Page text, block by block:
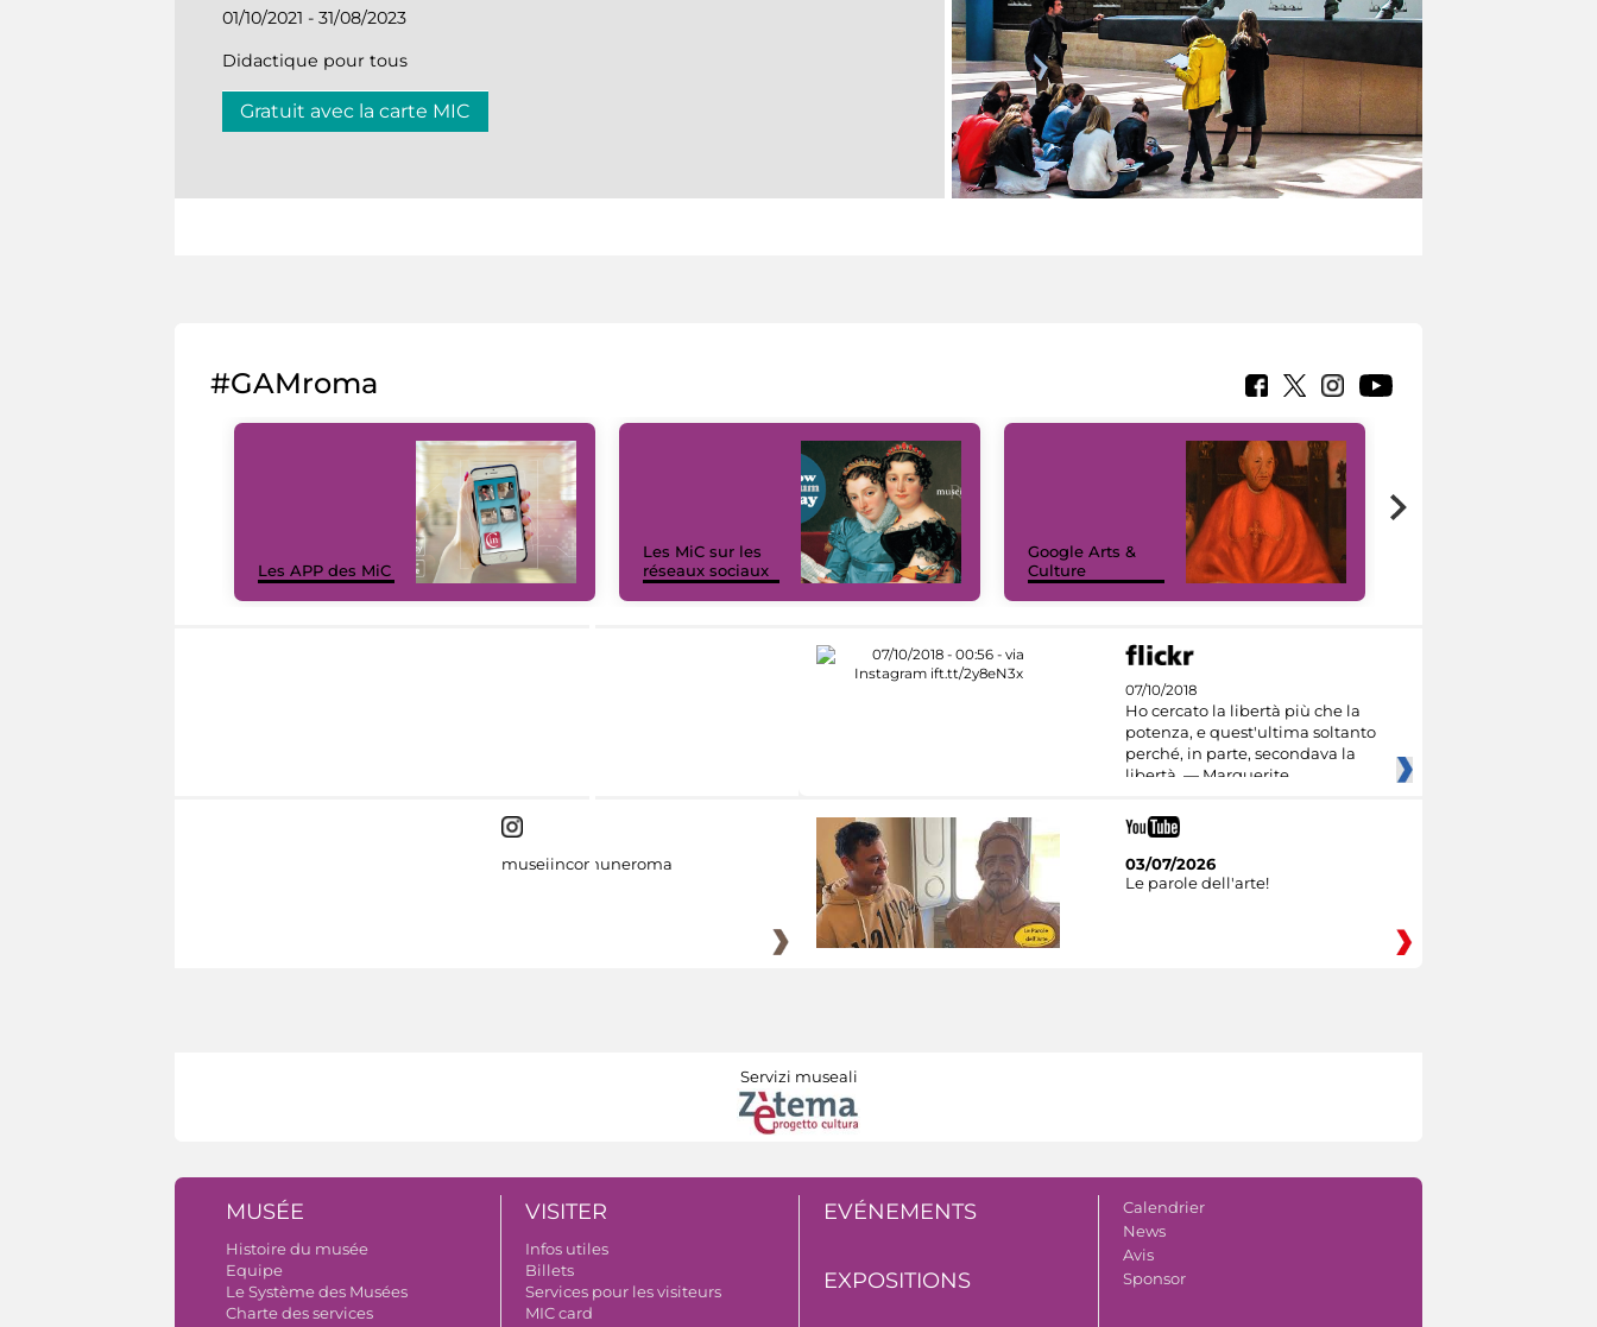
01/10/2021 - 31/08/2023
Didactique pour tous
Gratuit avec la carte MIC
#GAMroma
Les APP des MiC
Les MiC sur les
réseaux sociaux
Google Arts &
Culture
07/10/2018
Ho cercato la libertà più che la
potenza, e quest'ultima soltanto
perché, in parte, secondava la
libertà. — Marguerite
museiincomuneroma
03/07/2026
Le parole dell'arte!
Servizi museali
MUSÉE
Histoire du musée
Equipe
Le Système des Musées
Charte des services
VISITER
Infos utiles
Billets
Services pour les visiteurs
MIC card
EVÉNEMENTS
EXPOSITIONS
Calendrier
News
Avis
Sponsor